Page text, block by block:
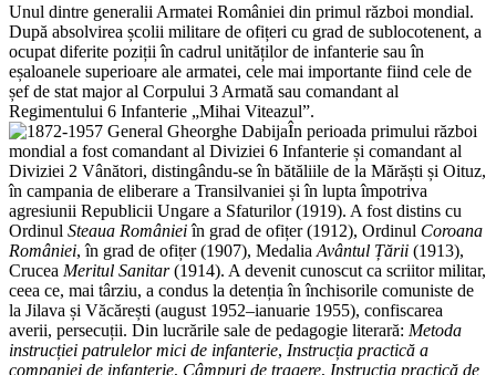
Unul dintre generalii Armatei României din primul război mondial.
După absolvirea școlii militare de ofițeri cu grad de sublocotenent, a
ocupat diferite poziții în cadrul unităților de infanterie sau în
eșaloanele superioare ale armatei, cele mai importante fiind cele de
șef de stat major al Corpului 3 Armată sau comandant al
Regimentului 6 Infanterie „Mihai Viteazul”.
În perioada primului război
mondial a fost comandant al Diviziei 6 Infanterie și comandant al
Diviziei 2 Vânători, distingându-se în bătăliile de la Mărăști și Oituz,
în campania de eliberare a Transilvaniei și în lupta împotriva
agresiunii Republicii Ungare a Sfaturilor (1919). A fost distins cu
Ordinul Steaua Românieiîn grad de ofițer (1912), Ordinul Coroana
României, în grad de ofițer (1907), Medalia Avântul Țării (1913),
Crucea Meritul Sanitar(1914). A devenit cunoscut ca scriitor militar,
ceea ce, mai târziu, a condus la detenția în închisorile comuniste de
la Jilava și Văcărești (august 1952–ianuarie 1955), confiscarea
averii, persecuții. Din lucrările sale de pedagogie literară: Metoda
instrucției patrulelor mici de infanterie, Instrucția practică a
companiei de infanterie, Câmpuri de tragere, Instrucția practică de